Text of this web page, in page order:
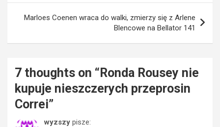
Marloes Coenen wraca do walki, zmierzy się z Arlene
Blencowe na Bellator 141
7 thoughts on “ Ronda Rousey nie
kupuje nieszczerych przeprosin
Correi”
wyzszy pisze: